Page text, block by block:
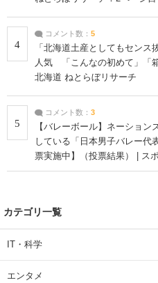
4
コメント数： 5
「北海道土産としてもセンス
人気 「こんなの初めて」「
北海道 ねとらぼリサーチ
5
コメント数： 3
【バレーボール】ネーショ
している「日本男子バレー代
票実施中】（投票結果） | ス
カテゴリ一覧
IT・科学
エンタメ